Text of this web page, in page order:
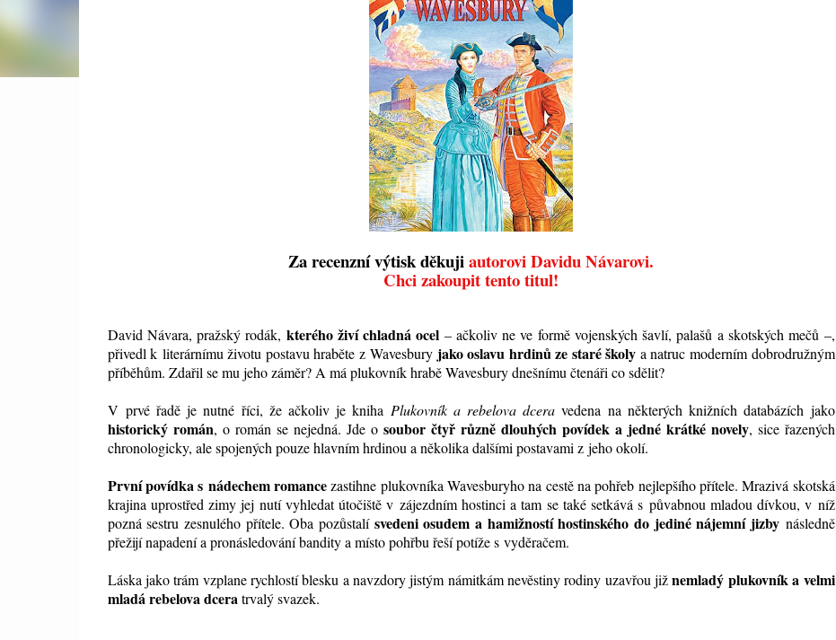
Za recenzní výtisk děkujiautorovi Davidu Návarovi.
Chci zakoupit tento titul!
David Návara, pražský rodák, kterého živí chladná ocel – ačkoliv ne ve formě vojenských šavlí, palašů a skotských mečů –,
přivedl k literárnímu životu postavu hraběte z Wavesbury jako oslavu hrdinů ze staré školy a natruc moderním dobrodružným
příběhům. Zdařil se mu jeho záměr? A má plukovník hrabě Wavesbury dnešnímu čtenáři co sdělit?
V prvé řadě je nutné říci, že ačkoliv je kniha Plukovník a rebelova dcera vedena na některých knižních databázích jako
historický román, o román se nejedná. Jde o soubor čtyř různě dlouhých povídek a jedné krátké novely, sice řazených
chronologicky, ale spojených pouze hlavním hrdinou a několika dalšími postavami z jeho okolí.
První povídka s nádechem romancezastihne plukovníka Wavesburyho na cestě na pohřeb nejlepšího přítele. Mrazivá skotská
krajina uprostřed zimy jej nutí vyhledat útočiště v zájezdním hostinci a tam se také setkává s půvabnou mladou dívkou, v níž
pozná sestru zesnulého přítele. Oba pozůstalí svedeni osudem a hamižností hostinského do jediné nájemní jizbynásledně
přežijí napadení a pronásledování bandity a místo pohřbu řeší potíže s vyděračem.
Láska jako trám vzplane rychlostí blesku a navzdory jistým námitkám nevěstiny rodiny uzavřou jižnemladý plukovník a velmi
mladá rebelova dcera trvalý svazek.